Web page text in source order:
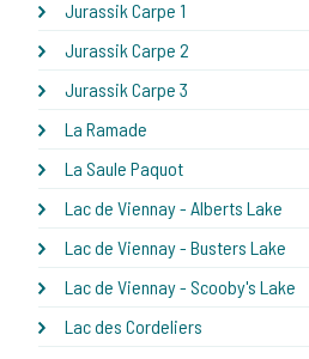
Jurassik Carpe 1
Jurassik Carpe 2
Jurassik Carpe 3
La Ramade
La Saule Paquot
Lac de Viennay - Alberts Lake
Lac de Viennay - Busters Lake
Lac de Viennay - Scooby's Lake
Lac des Cordeliers